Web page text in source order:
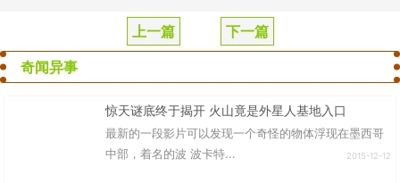
上一篇
下一篇
奇闻异事
惊天谜底终于揭开 火山竟是外星人基地入口
最新的一段影片可以发现一个奇怪的物体浮现在墨西哥
中部，着名的波 波卡特...
2015-12-12